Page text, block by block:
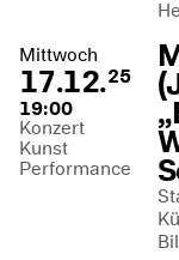
Mittwoch
17.12.25
19:00
Konzert
Kunst
Performance